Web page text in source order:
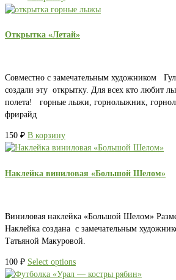
Открытка «Летай»
Совместно с замечательным художником
создали эту открытку. Для всех кто любит
полета! горные лыжи, горнолыжник,
фрирайд
150 ₽ В корзину
Наклейка виниловая «Большой Шелом»
Виниловая наклейка «Большой Шелом»
Наклейка создана с замечательным
Татьяной Макуровой.
100 ₽ Select options